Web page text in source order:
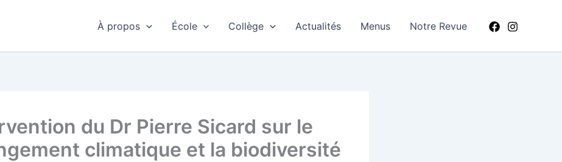
À propos École Collège Actualités Menus Notre Revue
du Dr Pierre Sicard sur le
climatique et la biodiversité